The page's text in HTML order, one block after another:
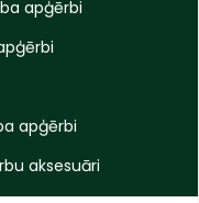
apģērbi
apģērbi
aksesuāri